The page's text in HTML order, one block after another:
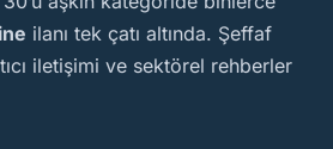
ilanı tek çatı altında. Şeffaf
iletişimi ve sektörel rehberler